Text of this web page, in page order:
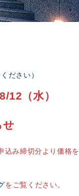
ださい）
12（水）
せ
込み締切分より価格を
をご覧ください。